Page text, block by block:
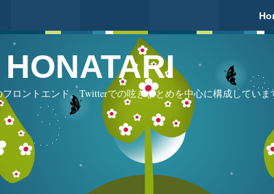
ロントエンド。Twitterでの呟きまとめを中心に構成していま